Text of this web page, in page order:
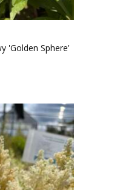
'Golden Sphere’